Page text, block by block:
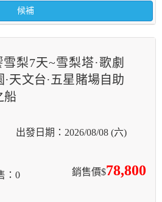
候補
雪梨7天~雪梨塔·歌劇
·天文台·五星賭場自助
船
2026/08/08 (六)
銷售價$78,800
0